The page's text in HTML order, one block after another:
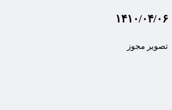
۱۴۱۰/۰۴/۰۶
تصویر مجوز